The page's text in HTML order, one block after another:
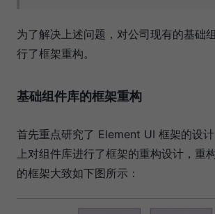
为了解决上述问题，对公司现有的基础
行了框架重构。
基础组件库的框架重构
首先重点研究了 Element UI 框架的设
上对组件库进行了框架的重构设计，重
的框架大致如下图所示：